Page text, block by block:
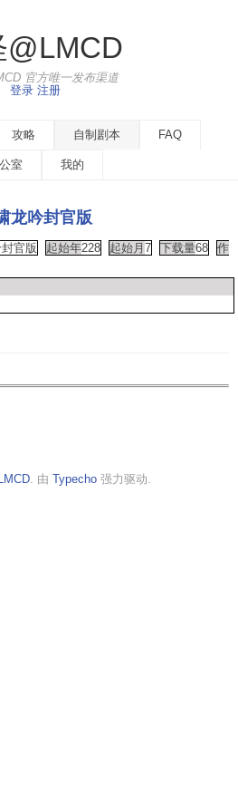
@LMCD
官方唯一发布渠道
登录 注册
攻略 自制剧本 FAQ
室 我的
龙吟封官版
官版 起始年228 起始月 7 下载量68
作
. 由 Typecho强力驱动.